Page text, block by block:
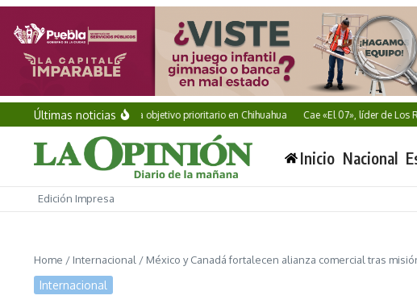
Saltar al contenido
Últimas noticias
Vinculan a proceso a objetivo prioritario en Chihuahua Cae «El 07», líder de Los Rusos
Inicio Nacional
Edición Impresa
Home / Internacional / México y Canadá fortalecen alianza comercial tras
Internacional